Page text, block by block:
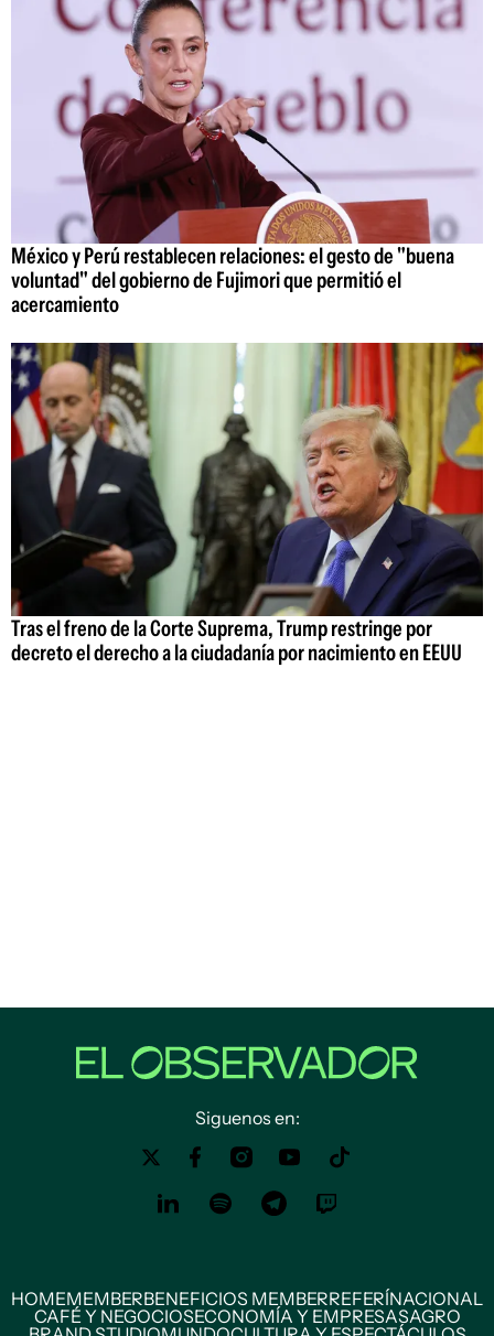
México y Perú restablecen relaciones: el gesto de "buena
voluntad" del gobierno de Fujimori que permitió el
acercamiento
Tras el freno de la Corte Suprema, Trump restringe por
decreto el derecho a la ciudadanía por nacimiento en EEUU
Siguenos en:
HOMEMEMBERBENEFICIOS MEMBERREFERÍNACIONAL
CAFÉ Y NEGOCIOSECONOMÍA Y EMPRESASAGRO